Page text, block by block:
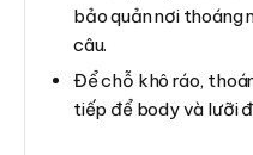
bảo quản nơi thoáng
câu.
Để chỗ khô ráo,
tiếp để body và lưỡi